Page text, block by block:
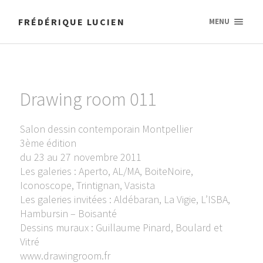
FRÉDÉRIQUE LUCIEN MENU
Drawing room 011
Salon dessin contemporain Montpellier
3ème édition
du 23 au 27 novembre 2011
Les galeries : Aperto, AL/MA, BoiteNoire,
Iconoscope, Trintignan, Vasista
Les galeries invitées : Aldébaran, La Vigie, L’ISBA,
Hambursin – Boisanté
Dessins muraux : Guillaume Pinard, Boulard et
Vitré
www.drawingroom.fr